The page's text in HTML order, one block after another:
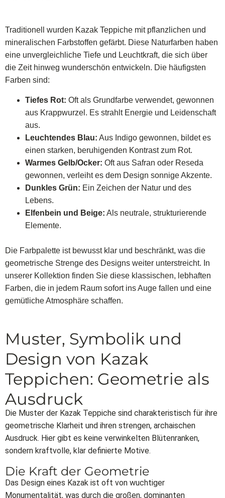
Traditionell wurden Kazak Teppiche mit pflanzlichen und
mineralischen Farbstoffen gefärbt. Diese Naturfarben haben
eine unvergleichliche Tiefe und Leuchtkraft, die sich über
die Zeit hinweg wunderschön entwickeln. Die häufigsten
Farben sind:
Tiefes Rot: Oft als Grundfarbe verwendet, gewonnen
aus Krappwurzel. Es strahlt Energie und Leidenschaft
aus.
Leuchtendes Blau: Aus Indigo gewonnen, bildet es
einen starken, beruhigenden Kontrast zum Rot.
Warmes Gelb/Ocker: Oft aus Safran oder Reseda
gewonnen, verleiht es dem Design sonnige Akzente.
Dunkles Grün: Ein Zeichen der Natur und des
Lebens.
Elfenbein und Beige: Als neutrale, strukturierende
Elemente.
Die Farbpalette ist bewusst klar und beschränkt, was die
geometrische Strenge des Designs weiter unterstreicht. In
unserer Kollektion finden Sie diese klassischen, lebhaften
Farben, die in jedem Raum sofort ins Auge fallen und eine
gemütliche Atmosphäre schaffen.
Muster, Symbolik und
Design von Kazak
Teppichen: Geometrie als
Ausdruck
Die Muster der Kazak Teppiche sind charakteristisch für ihre
geometrische Klarheit und ihren strengen, archaischen
Ausdruck. Hier gibt es keine verwinkelten Blütenranken,
sondern kraftvolle, klar definierte Motive.
Die Kraft der Geometrie
Das Design eines Kazak ist oft von wuchtiger
Monumentalität, was durch die großen, dominanten